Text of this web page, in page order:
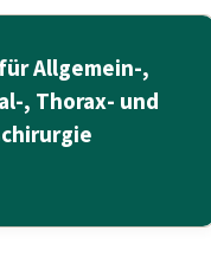
Allgemein-,
, Thorax- und